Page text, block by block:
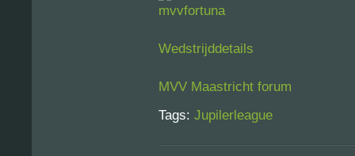
Wedstrijddetails
MVV Maastricht forum
Tags: Jupilerleague